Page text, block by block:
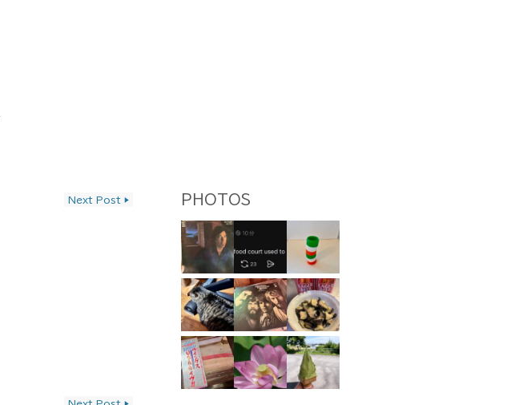
Next Post ▶ PHOTOS